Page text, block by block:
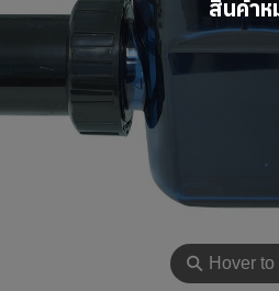
⚲ Hover to
สินค้าห